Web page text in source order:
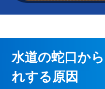
水道の蛇口か
れする原因